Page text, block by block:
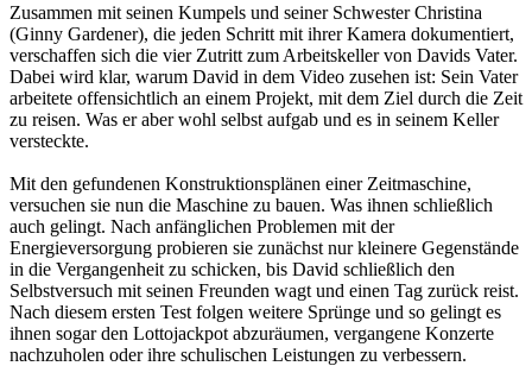
Zusammen mit seinen Kumpels und seiner Schwester Christina
(Ginny Gardener), die jeden Schritt mit ihrer Kamera dokumentiert,
verschaffen sich die vier Zutritt zum Arbeitskeller von Davids Vater.
Dabei wird klar, warum David in dem Video zusehen ist: Sein Vater
arbeitete offensichtlich an einem Projekt, mit dem Ziel durch die Zeit
zu reisen. Was er aber wohl selbst aufgab und es in seinem Keller
versteckte.
Mit den gefundenen Konstruktionsplänen einer Zeitmaschine,
versuchen sie nun die Maschine zu bauen. Was ihnen schließlich
auch gelingt. Nach anfänglichen Problemen mit der
Energieversorgung probieren sie zunächst nur kleinere Gegenstände
in die Vergangenheit zu schicken, bis David schließlich den
Selbstversuch mit seinen Freunden wagt und einen Tag zurück reist.
Nach diesem ersten Test folgen weitere Sprünge und so gelingt es
ihnen sogar den Lottojackpot abzuräumen, vergangene Konzerte
nachzuholen oder ihre schulischen Leistungen zu verbessern.